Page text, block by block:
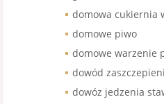
domowa cukiernia
domowe piwo
domowe warzenie
dowód
dowóz jedzenia